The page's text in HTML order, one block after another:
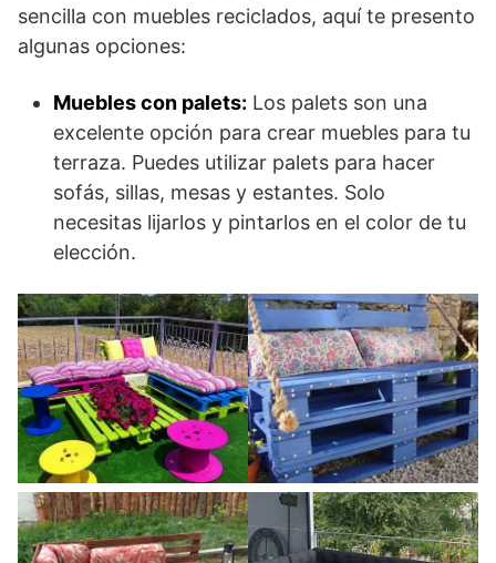
sencilla con muebles reciclados, aquí te presento
algunas opciones:
Muebles con palets: Los palets son una
excelente opción para crear muebles para tu
terraza. Puedes utilizar palets para hacer
sofás, sillas, mesas y estantes. Solo
necesitas lijarlos y pintarlos en el color de tu
elección.